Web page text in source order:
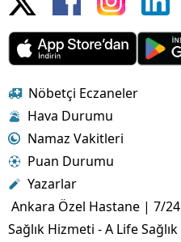
Nöbetçi Eczaneler
Hava Durumu
Namaz Vakitleri
Puan Durumu
Yazarlar
Ankara Özel Hastane | 7/24
Sağlık Hizmeti - A Life Sağlık